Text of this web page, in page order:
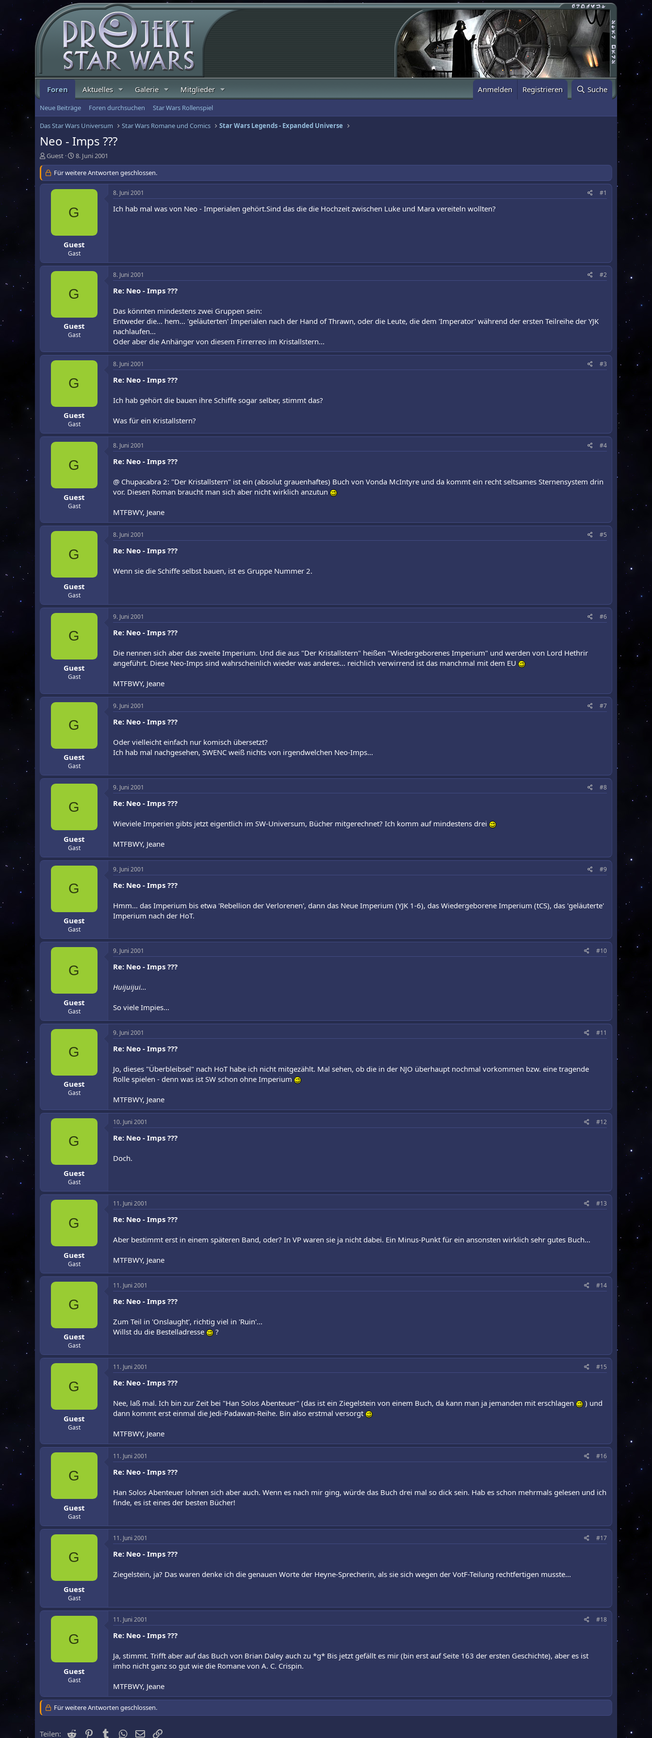
Foren Aktuelles Galerie Mitglieder Anmelden Registrieren Suche
Neue Beiträge Foren durchsuchen Star Wars Rollenspiel
Das Star Wars Universum Star Wars Romane und Comics Star Wars Legends - Expanded Universe
Neo - Imps ???
E
r
s
t
Guest
E
r
s
t
e
l
t
m
8. Juni 2001
Für weitere Antworten geschlossen.
G
Guest
Gast
8. Juni 2001 #1
Ich hab mal was von Neo - Imperialen gehört.Sind das die die Hochzeit zwischen Luke und Mara vereiteln wollten?
G
Guest
Gast
8. Juni 2001 #2
Re: Neo - Imps ???
Das könnten mindestens zwei Gruppen sein:
Entweder die... hem... 'geläuterten' Imperialen nach der Hand of Thrawn, oder die Leute, die dem 'Imperator' während der ersten Teilreihe der YJK
nachlaufen...
Oder aber die Anhänger von diesem Firrerreo im Kristallstern...
G
Guest
Gast
8. Juni 2001 #3
Re: Neo - Imps ???
Ich hab gehört die bauen ihre Schiffe sogar selber, stimmt das?
Was für ein Kristallstern?
G
Guest
Gast
8. Juni 2001 #4
Re: Neo - Imps ???
@ Chupacabra 2: "Der Kristallstern" ist ein (absolut grauenhaftes) Buch von Vonda McIntyre und da kommt ein recht seltsames Sternensystem drin
vor. Diesen Roman braucht man sich aber nicht wirklich anzutun
MTFBWY, Jeane
G
Guest
Gast
8. Juni 2001 #5
Re: Neo - Imps ???
Wenn sie die Schiffe selbst bauen, ist es Gruppe Nummer 2.
G
Guest
Gast
9. Juni 2001 #6
Re: Neo - Imps ???
Die nennen sich aber das zweite Imperium. Und die aus "Der Kristallstern" heißen "Wiedergeborenes Imperium" und werden von Lord Hethrir
angeführt. Diese Neo-Imps sind wahrscheinlich wieder was anderes... reichlich verwirrend ist das manchmal mit dem EU
MTFBWY, Jeane
G
Guest
Gast
9. Juni 2001 #7
Re: Neo - Imps ???
Oder vielleicht einfach nur komisch übersetzt?
Ich hab mal nachgesehen, SWENC weiß nichts von irgendwelchen Neo-Imps...
G
Guest
Gast
9. Juni 2001 #8
Re: Neo - Imps ???
Wieviele Imperien gibts jetzt eigentlich im SW-Universum, Bücher mitgerechnet? Ich komm auf mindestens drei
MTFBWY, Jeane
G
Guest
Gast
9. Juni 2001 #9
Re: Neo - Imps ???
Hmm... das Imperium bis etwa 'Rebellion der Verlorenen', dann das Neue Imperium (YJK 1-6), das Wiedergeborene Imperium (tCS), das 'geläuterte'
Imperium nach der HoT.
G
Guest
Gast
9. Juni 2001 #10
Re: Neo - Imps ???
Huijuijui...
So viele Impies...
G
Guest
Gast
9. Juni 2001 #11
Re: Neo - Imps ???
Jo, dieses "Überbleibsel" nach HoT habe ich nicht mitgezählt. Mal sehen, ob die in der NJO überhaupt nochmal vorkommen bzw. eine tragende
Rolle spielen - denn was ist SW schon ohne Imperium
MTFBWY, Jeane
G
Guest
Gast
10. Juni 2001 #12
Re: Neo - Imps ???
Doch.
G
Guest
Gast
11. Juni 2001 #13
Re: Neo - Imps ???
Aber bestimmt erst in einem späteren Band, oder? In VP waren sie ja nicht dabei. Ein Minus-Punkt für ein ansonsten wirklich sehr gutes Buch...
MTFBWY, Jeane
G
Guest
Gast
11. Juni 2001 #14
Re: Neo - Imps ???
Zum Teil in 'Onslaught', richtig viel in 'Ruin'...
Willst du die Bestelladresse
?
G
Guest
Gast
11. Juni 2001 #15
Re: Neo - Imps ???
Nee, laß mal. Ich bin zur Zeit bei "Han Solos Abenteuer" (das ist ein Ziegelstein von einem Buch, da kann man ja jemanden mit erschlagen
) und
dann kommt erst einmal die Jedi-Padawan-Reihe. Bin also erstmal versorgt
MTFBWY, Jeane
G
Guest
Gast
11. Juni 2001 #16
Re: Neo - Imps ???
Han Solos Abenteuer lohnen sich aber auch. Wenn es nach mir ging, würde das Buch drei mal so dick sein. Hab es schon mehrmals gelesen und ich
finde, es ist eines der besten Bücher!
G
Guest
Gast
11. Juni 2001 #17
Re: Neo - Imps ???
Ziegelstein, ja? Das waren denke ich die genauen Worte der Heyne-Sprecherin, als sie sich wegen der VotF-Teilung rechtfertigen musste...
G
Guest
Gast
11. Juni 2001 #18
Re: Neo - Imps ???
Ja, stimmt. Trifft aber auf das Buch von Brian Daley auch zu *g* Bis jetzt gefällt es mir (bin erst auf Seite 163 der ersten Geschichte), aber es ist
imho nicht ganz so gut wie die Romane von A. C. Crispin.
MTFBWY, Jeane
Für weitere Antworten geschlossen.
Teilen: Reddit PinterestTumblrWhatsApp
E-Mail